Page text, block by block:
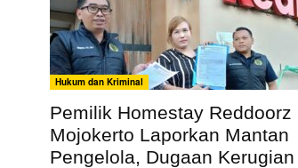
Hukum dan Kriminal
Pemilik Homestay Reddoorz
Mojokerto Laporkan Mantan
Pengelola, Dugaan Kerugian